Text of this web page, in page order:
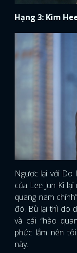
Hạng 3: Kim
Ngược lại với Do
của Lee Jun Ki
quang nam
đó. Bù lại thì do
và cái “hào
phức lắm nên
này.